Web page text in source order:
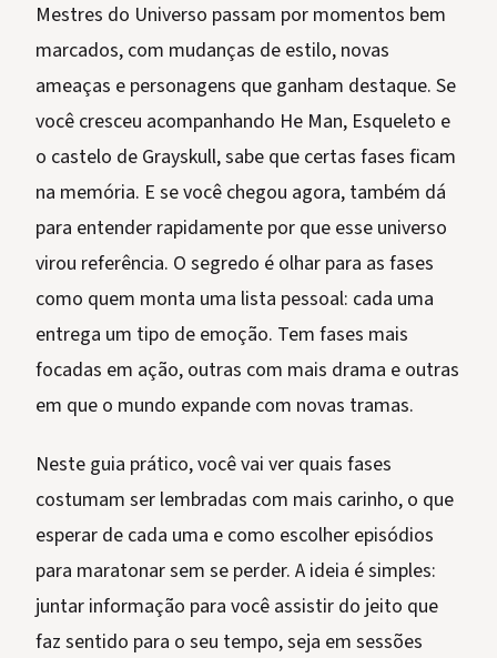
Mestres do Universo passam por momentos bem
marcados, com mudanças de estilo, novas
ameaças e personagens que ganham destaque. Se
você cresceu acompanhando He Man, Esqueleto e
o castelo de Grayskull, sabe que certas fases ficam
na memória. E se você chegou agora, também dá
para entender rapidamente por que esse universo
virou referência. O segredo é olhar para as fases
como quem monta uma lista pessoal: cada uma
entrega um tipo de emoção. Tem fases mais
focadas em ação, outras com mais drama e outras
em que o mundo expande com novas tramas.
Neste guia prático, você vai ver quais fases
costumam ser lembradas com mais carinho, o que
esperar de cada uma e como escolher episódios
para maratonar sem se perder. A ideia é simples:
juntar informação para você assistir do jeito que
faz sentido para o seu tempo, seja em sessões